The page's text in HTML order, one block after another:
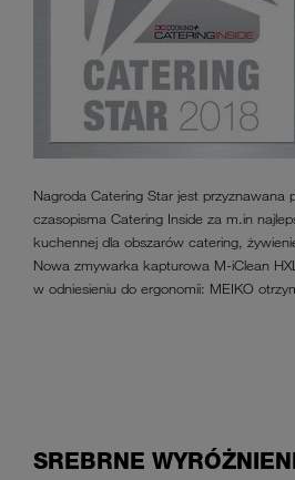
Nagroda Catering Star jest przyznawana
czasopisma Catering Inside za m.in
kuchennej dla obszarów catering,
Nowa zmywarka kapturowa M-iClean
w odniesieniu do ergonomii: MEIKO
SREBRNE